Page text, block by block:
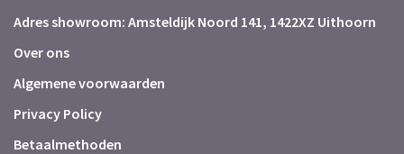
Adres showroom: Amsteldijk Noord 141, 1422XZ Uithoorn
Over ons
Algemene voorwaarden
Privacy Policy
Betaalmethoden